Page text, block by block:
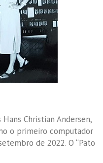
Christian Andersen,
o primeiro computador
de 2022. O “Pato